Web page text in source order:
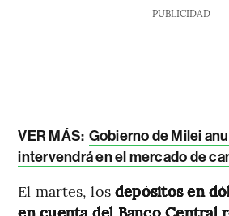
PUBLICIDAD
VER MÁS: Gobierno de Milei
intervendrá en el mercado de
El martes, los depósitos en
en cuenta del Banco Central